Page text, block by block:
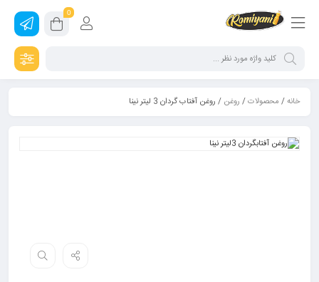
0
خانه/ محصولات/ روغن / روغن آفتاب گردان 3 لیتر نینا